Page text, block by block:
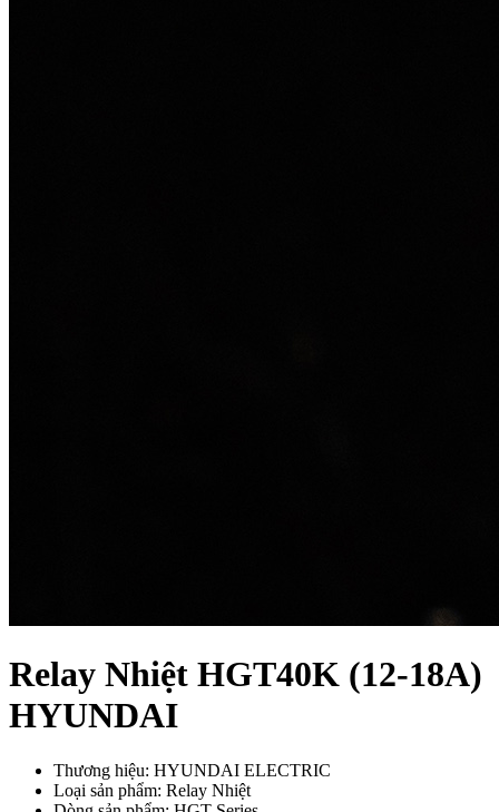
Relay Nhiệt HGT40K (12-18A)
HYUNDAI
Thương hiệu: HYUNDAI ELECTRIC
Loại sản phẩm: Relay Nhiệt